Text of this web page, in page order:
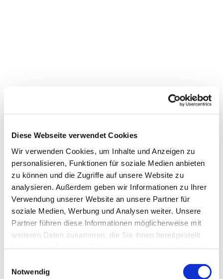
Diese Webseite verwendet Cookies
Wir verwenden Cookies, um Inhalte und Anzeigen zu
personalisieren, Funktionen für soziale Medien anbieten
zu können und die Zugriffe auf unsere Website zu
analysieren. Außerdem geben wir Informationen zu Ihrer
Verwendung unserer Website an unsere Partner für
soziale Medien, Werbung und Analysen weiter. Unsere
Partner führen diese Informationen möglicherweise mit
weiteren Daten zusammen, die Sie ihnen bereitgestellt
Notwendig
Dies könnte Sie auch
interessieren